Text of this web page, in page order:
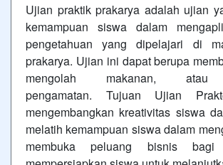
Ujian praktik prakarya adalah ujian
kemampuan siswa dalam
pengetahuan yang dipelajari di
prakarya. Ujian ini dapat berupa
mengolah makanan, atau
pengamatan. Tujuan Ujian
mengembangkan kreativitas siswa
melatih kemampuan siswa dalam
membuka peluang bisnis